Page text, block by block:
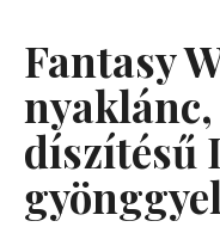
Fantasy
díszítésű
k